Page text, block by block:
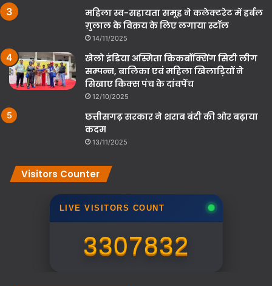
महिला स्व-सहायता समूह ने कलेक्टरेट में हर्बल
ग़ुलाल के विक्रय के लिए लगाया स्टॉल
14/11/2025
खेलो इंडिया अस्मिता किकबॉक्सिंग सिटी लीग
सम्पन्न, बालिका एवं महिला खिलाड़ियों ने
सिखाए किक्स पंच के दांवपेंच
12/10/2025
छत्तीसगढ़ सरकार ने शराब बंदी की ओर बढ़ाया
कदम
13/11/2025
Visitors Counter
LIVE VISITORS COUNT
3307832